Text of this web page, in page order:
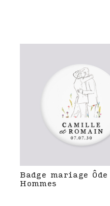
Badge mariage Ôde
Hommes